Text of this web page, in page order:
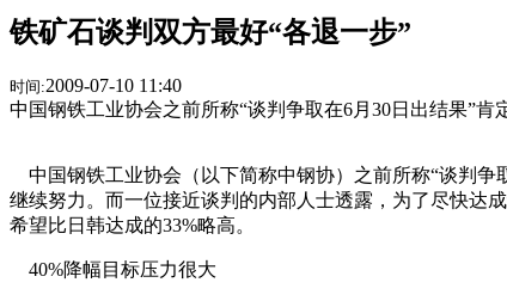
铁矿石谈判双方最好“各退一步”
时间:2009-07-10 11:40
中国钢铁工业协会之前所称“谈判争取在6月30日出结果”肯
中国钢铁工业协会（以下简称中钢协）之前所称“谈判争
继续努力。而一位接近谈判的内部人士透露，为了尽快达
希望比日韩达成的33%略高。
40%降幅目标压力很大